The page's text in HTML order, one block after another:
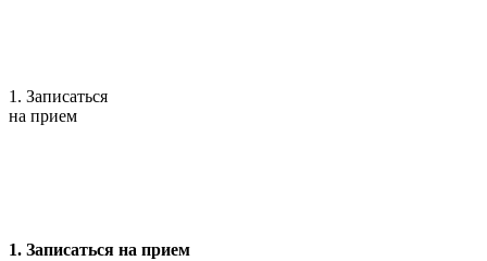
1. Записаться
на прием
1. Записаться на прием